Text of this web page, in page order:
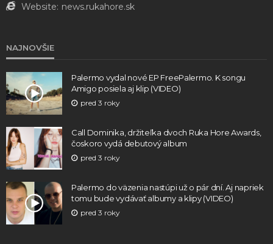
Website: news.rukahore.sk
NAJNOVŠIE
Palermo vydal nové EP FreePalermo. K songu
Amigo posiela aj klip (VIDEO)
pred 3 roky
Call Dominika, držiteľka dvoch Ruka Hore Awards,
čoskoro vydá debutový album
pred 3 roky
Palermo do väzenia nastúpi už o pár dní. Aj napriek
tomu bude vydávať albumy a klipy (VIDEO)
pred 3 roky